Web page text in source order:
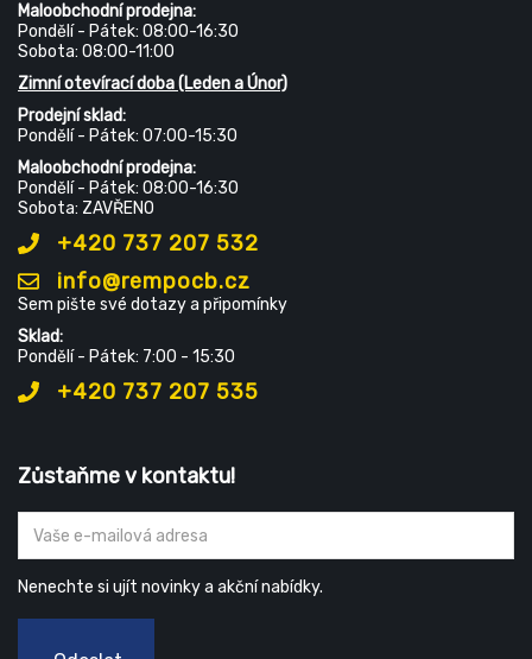
Maloobchodní prodejna:
Pondělí - Pátek: 08:00-16:30
Sobota: 08:00-11:00
Zimní otevírací doba (Leden a Únor)
Prodejní sklad:
Pondělí - Pátek: 07:00-15:30
Maloobchodní prodejna:
Pondělí - Pátek: 08:00-16:30
Sobota: ZAVŘENO
+420 737 207 532
info@rempocb.cz
Sem pište své dotazy a připomínky
Sklad:
Pondělí - Pátek: 7:00 - 15:30
+420 737 207 535
Zůstaňme v kontaktu!
Nenechte si ujít novinky a akční nabídky.